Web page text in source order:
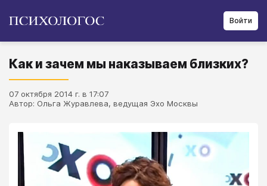
Войти
Как и зачем мы наказываем близких?
07 октября 2014 г. в 17:07
Автор: Ольга Журавлева, ведущая Эхо Москвы